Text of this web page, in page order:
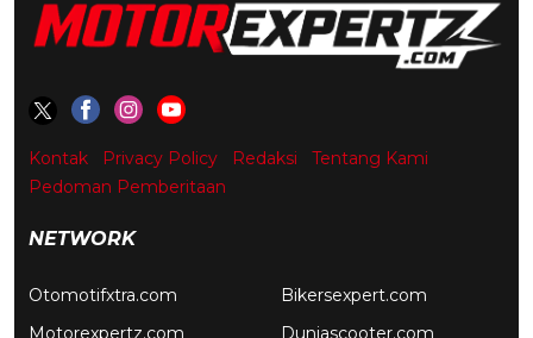
Kontak Privacy Policy Redaksi
Tentang Kami
Pedoman Pemberitaan
NETWORK
Otomotifxtra.com
Motorexpertz.com
Bikersexpert.com
Duniascooter.com